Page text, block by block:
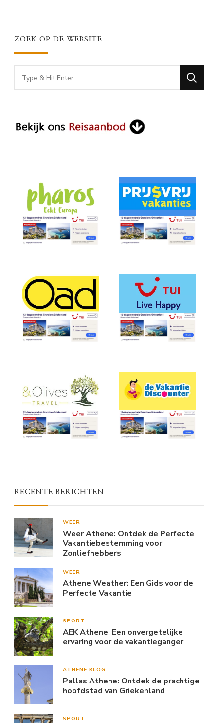
ZOEK OP DE WEBSITE
Looking
for
RECENTE BERICHTEN
WEER
Weer Athene: Ontdek de Perfecte
Vakantiebestemming voor
Zonliefhebbers
WEER
Athene Weather: Een Gids voor de
Perfecte Vakantie
SPORT
AEK Athene: Een onvergetelijke
ervaring voor de vakantieganger
ATHENE BLOG
Pallas Athene: Ontdek de prachtige
hoofdstad van Griekenland
SPORT